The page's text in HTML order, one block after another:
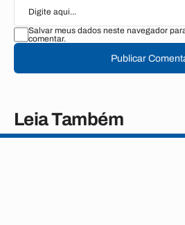
Salvar meus dados neste navegador
comentar.
Publicar
Leia Também